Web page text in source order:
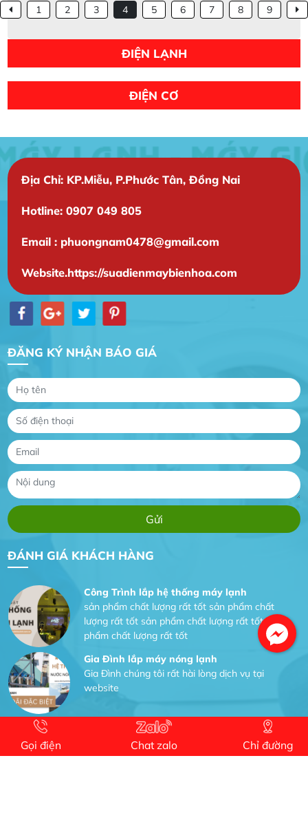
1 2 3 4 5 6 7 8 9
ĐIỆN LẠNH
ĐIỆN CƠ
Địa Chỉ: KP.Miễu, P.Phước Tân, Đồng Nai
Hotline: 0907 049 805
Email : phuongnam0478@gmail.com
Website.https://suadienmaybienhoa.com
ĐĂNG KÝ NHẬN BÁO GIÁ
ĐÁNH GIÁ KHÁCH HÀNG
Gia Đình chúng tôi rất hài lòng dịch vụ tại
Dự án nhà phố đẹp lên nhờ đội thợ điện từ dịch
Dịch vụ MoTor
Công Trình lắp hệ thống máy lạnh
sản phẩm chất lượng rất tốt sản phẩm chất
lượng rất tốt sản phẩm chất lượng rất tốt sản
phẩm chất lượng rất tốt
Gia Đình lắp máy nóng lạnh
Gia Đình chúng tôi rất hài lòng dịch vụ tại
website
Dự án nhà phố đẹp lên nhờ đội thợ điện từ dịch
vụ
Gọi điện Chat zalo Chỉ đường